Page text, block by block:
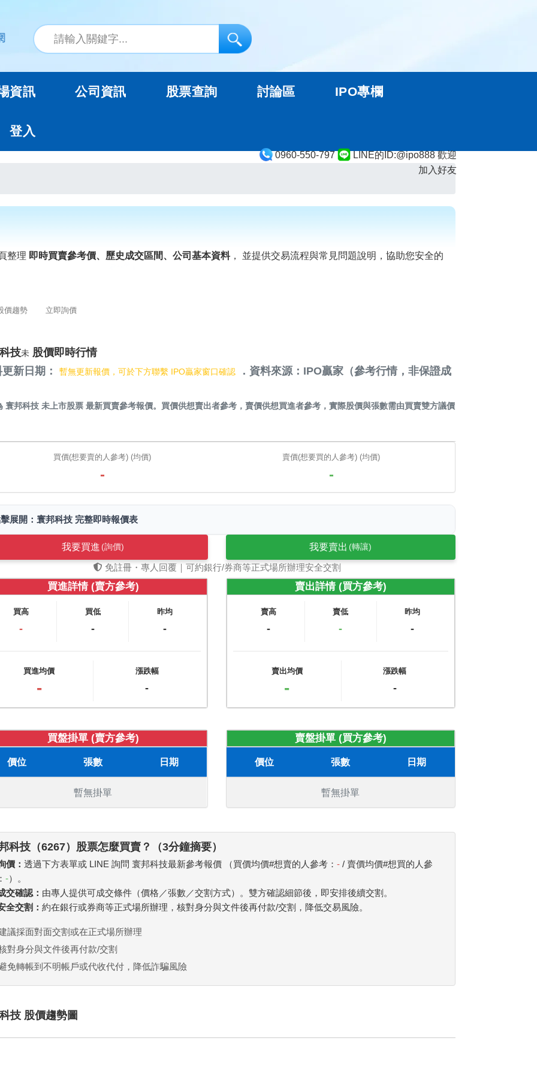
0960-550-797
LINE的ID:@ipo888 歡迎
加入好友
資訊 公司資訊 股票查詢 討論區 IPO專欄
登入
整理 即時買賣參考價、歷史成交區間、公司基本資料， 並提供交易流程與常見問題說明，協助您安全的
價趨勢 立即詢價
技未 股價即時行情
更新日期：暫無更新報價，可於下方聯繫 IPO贏家窗口確認
．資料來源：IPO贏家（參考行情，非保證成
寰邦科技 未上市股票 最新買賣參考報價。買價供想賣出者參考，賣價供想買進者參考，實際股價與張數需由買賣雙方議價
買價(想要賣的人參考) (均價)
-
賣價(想要買的人參考) (均價)
-
展開：寰邦科技 完整即時報價表
我要買進 (詢價) 我要賣出 (轉讓)
免註冊・專人回覆｜可約銀行/券商等正式場所辦理安全交割
買進詳情 (賣方參考)
買高
-
買低
-
昨均
-
買進均價
-
漲跌幅
-
賣出詳情 (買方參考)
賣高
-
賣低
-
昨均
-
賣出均價
-
漲跌幅
-
買盤掛單 (賣方參考)
價位 張數 日期
暫無掛單
賣盤掛單 (買方參考)
價位 張數 日期
暫無掛單
科技（6267）股票怎麼買賣？（3分鐘摘要）
價：透過下方表單或 LINE 詢問 寰邦科技最新參考報價 （買價均價#想賣的人參考：- / 賣價均價#想買的人參
-）。
交確認： 由專人提供可成交條件（價格／張數／交割方式）。雙方確認細節後，即安排後續交割。
全交割：約在銀行或券商等正式場所辦理，核對身分與文件後再付款/交割，降低交易風險。
議採面對面交割或在正式場所辦理
對身分與文件後再付款/交割
免轉帳到不明帳戶或代收代付，降低詐騙風險
技 股價趨勢圖